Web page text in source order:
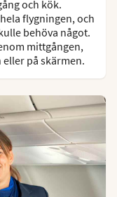
och kök.
flygningen, och
behöva något.
mittgången,
på skärmen.